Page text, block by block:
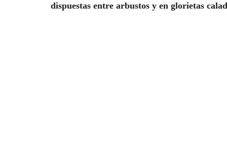
dispuestas entre arbustos y en glorietas